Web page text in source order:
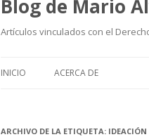
Blog de Mario
Artículos vinculados con el
INICIO ACERCA DE
ARCHIVO DE LA ETIQUETA: IDEACIÓN